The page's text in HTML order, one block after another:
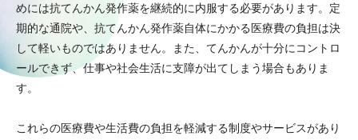
相談窓口（てんかん診療支援コーディネーター）
お知らせ
めには抗てんかん発作薬を継続的に内服する必要があります。定
期的な通院や、抗てんかん発作薬自体にかかる医療費の負担は決
して軽いものではありません。また、てんかんが十分にコントロ
ールできず、仕事や社会生活に支障が出てしまう場合もありま
す。
これらの医療費や生活費の負担を軽減する制度やサービスがあり